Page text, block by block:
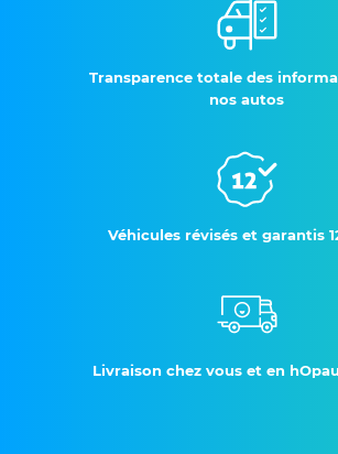
Transparence totale des
nos autos
Véhicules révisés et garantis
Livraison chez vous et en